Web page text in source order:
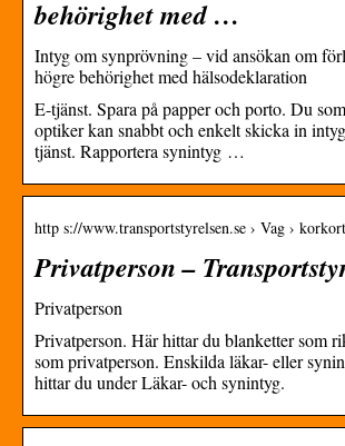
behörighet med …
Intyg om synprövning – vid ansökan om
högre behörighet med hälsodeklaration
E-tjänst. Spara på papper och porto. Du
optiker kan snabbt och enkelt skicka in
tjänst. Rapportera synintyg …
http s://www.transportstyrelsen.se › Vag ›
Privatperson –
Privatperson
Privatperson. Här hittar du blanketter som
som privatperson. Enskilda läkar- eller
hittar du under Läkar- och synintyg.